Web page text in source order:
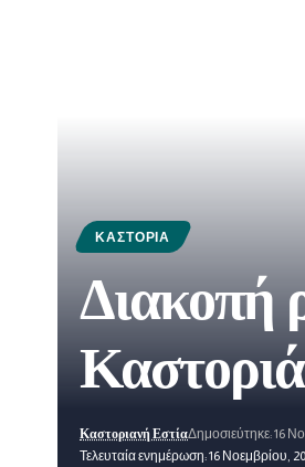
ΚΑΣΤΟΡΙΆ
Διακοπή
Τελευταία ενημέρωση: 16 Νοεμβρίου,
Καστοριανή ΕστίαΔημοσιεύτηκε: 16